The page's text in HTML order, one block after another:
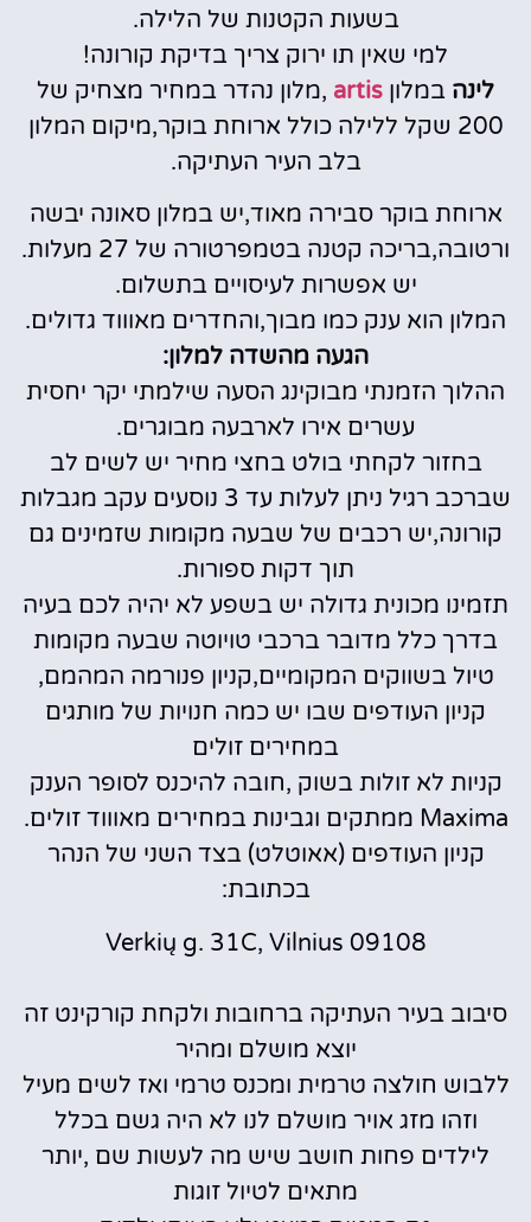
בשעות הקטנות של הלילה.
למי שאין תו ירוק צריך בדיקת קורונה!
לינה במלון artis ,מלון נהדר במחיר מצחיק של
200 שקל ללילה כולל ארוחת בוקר,מיקום המלון
בלב העיר העתיקה.
ארוחת בוקר סבירה מאוד,יש במלון סאונה יבשה
ורטובה,בריכה קטנה בטמפרטורה של 27 מעלות.
יש אפשרות לעיסויים בתשלום.
המלון הוא ענק כמו מבוך,והחדרים מאוווד גדולים.
הגעה מהשדה למלון:
ההלוך הזמנתי מבוקינג הסעה שילמתי יקר יחסית
עשרים אירו לארבעה מבוגרים.
בחזור לקחתי בולט בחצי מחיר יש לשים לב
שברכב רגיל ניתן לעלות עד 3 נוסעים עקב מגבלות
קורונה,יש רכבים של שבעה מקומות שזמינים גם
תוך דקות ספורות.
תזמינו מכונית גדולה יש בשפע לא יהיה לכם בעיה
בדרך כלל מדובר ברכבי טויוטה שבעה מקומות
טיול בשווקים המקומיים,קניון פנורמה המהמם,
קניון העודפים שבו יש כמה חנויות של מותגים
במחירים זולים
קניות לא זולות בשוק ,חובה להיכנס לסופר הענק
Maxima ממתקים וגבינות במחירים מאוווד זולים.
קניון העודפים (אאוטלט) בצד השני של הנהר
בכתובת:
Verkių g. 31C, Vilnius 09108
סיבוב בעיר העתיקה ברחובות ולקחת קורקינט זה
יוצא מושלם ומהיר
ללבוש חולצה טרמית ומכנס טרמי ואז לשים מעיל
וזהו מזג אויר מושלם לנו לא היה גשם בכלל
לילדים פחות חושב שיש מה לעשות שם ,יותר
מתאים לטיול זוגות